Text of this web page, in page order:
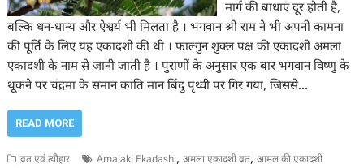
मार्ग की बाधाएं दूर होती है,
बल्कि धन-धान्य और ऐश्वर्य भी मिलता है । भगवान श्री राम ने भी अपनी कामना
की पूर्ति के लिए यह एकादशी की थी । फाल्गुन शुक्ल पक्ष की एकादशी अमला
एकादशी के नाम से जानी जाती है । पुराणों के अनुसार एक बार भगवान विष्णु के
थूकने पर चंद्रमा के समान कांति मान बिंदु पृथ्वी पर गिर गया, जिससे…
READ MORE
व्रत एवं त्यौहार Amalaki Ekadashi,अमला एकादशी व्रत,आमल की एकादशी